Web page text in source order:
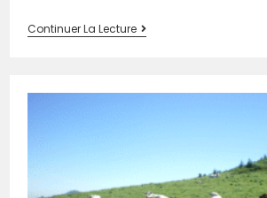
Continuer La Lecture